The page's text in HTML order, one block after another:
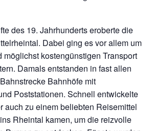
des 19. Jahrhunderts eroberte die
Dabei ging es vor allem um
möglichst kostengünstigen Transport
Damals entstanden in fast allen
Bahnhöfe mit
Poststationen. Schnell entwickelte
auch zu einem beliebten Reisemittel
Rheintal kamen, um die reizvolle